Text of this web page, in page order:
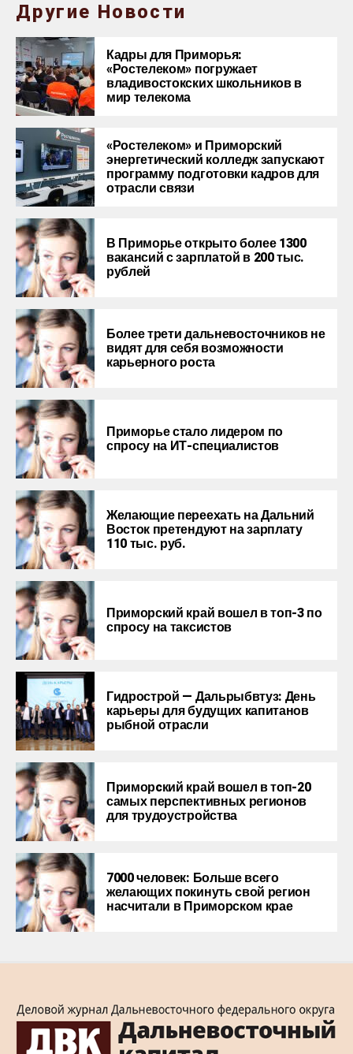
Другие Новости
Кадры для Приморья:
«Ростелеком» погружает
владивостокских школьников в
мир телекома
«Ростелеком» и Приморский
энергетический колледж запускают
программу подготовки кадров для
отрасли связи
В Приморье открыто более 1300
вакансий с зарплатой в 200 тыс.
рублей
Более трети дальневосточников не
видят для себя возможности
карьерного роста
Приморье стало лидером по
спросу на ИТ-специалистов
Желающие переехать на Дальний
Восток претендуют на зарплату
110 тыс. руб.
Приморский край вошел в топ-3 по
спросу на таксистов
Гидрострой — Дальрыбвтуз: День
карьеры для будущих капитанов
рыбной отрасли
Приморcкий край вошел в топ-20
самых перспективных регионов
для трудоустройства
7000 человек: Больше всего
желающих покинуть свой регион
насчитали в Приморском крае